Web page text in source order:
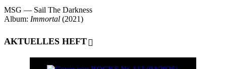
MSG — Sail The Darkness
Album: Immortal (2021)
AKTUELLES HEFT